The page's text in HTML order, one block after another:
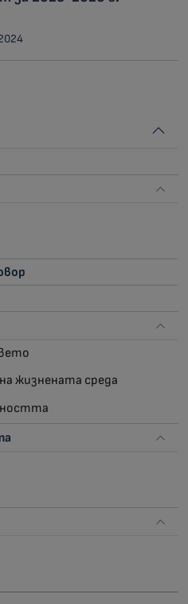
жизнената среда